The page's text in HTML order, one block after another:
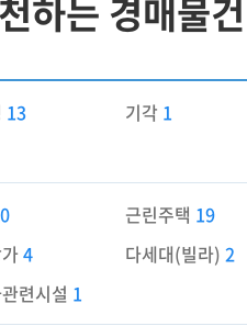
하는 경매물
13 기각 1
근린주택 19
가4 다세대(빌라)2
련시설 1